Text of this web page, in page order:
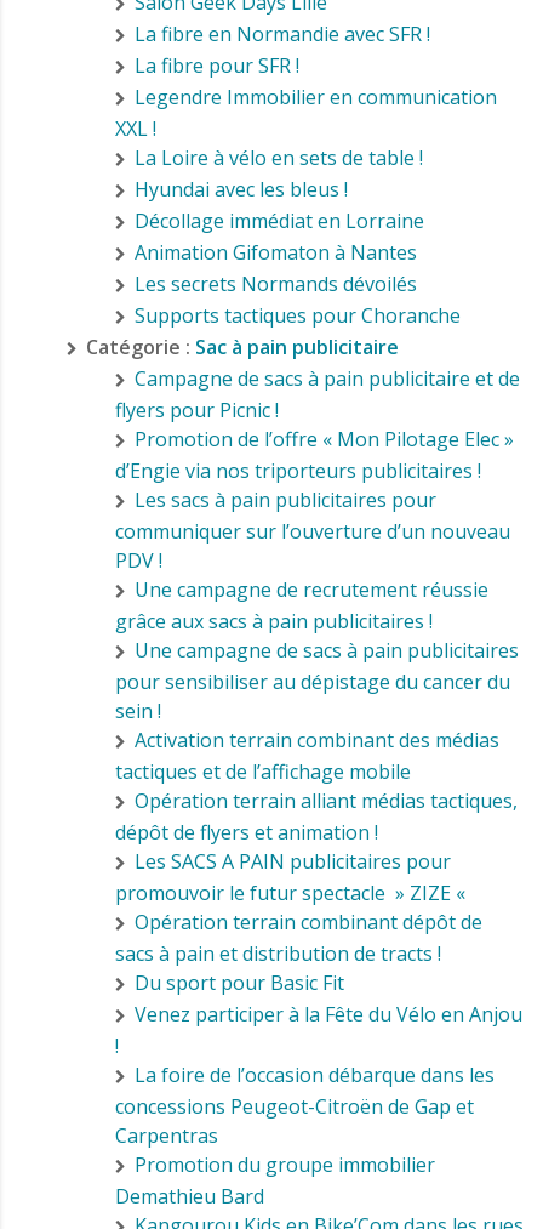
La fibre en Normandie avec SFR !
La fibre pour SFR !
Legendre Immobilier en communication
XXL !
La Loire à vélo en sets de table !
Hyundai avec les bleus !
Décollage immédiat en Lorraine
Animation Gifomaton à Nantes
Les secrets Normands dévoilés
Supports tactiques pour Choranche
Catégorie : Sac à pain publicitaire
Campagne de sacs à pain publicitaire et de
flyers pour Picnic !
Promotion de l’offre « Mon Pilotage Elec »
d’Engie via nos triporteurs publicitaires !
Les sacs à pain publicitaires pour
communiquer sur l’ouverture d’un nouveau
PDV !
Une campagne de recrutement réussie
grâce aux sacs à pain publicitaires !
Une campagne de sacs à pain publicitaires
pour sensibiliser au dépistage du cancer du
sein !
Activation terrain combinant des médias
tactiques et de l’affichage mobile
Opération terrain alliant médias tactiques,
dépôt de flyers et animation !
Les SACS A PAIN publicitaires pour
promouvoir le futur spectacle » ZIZE «
Opération terrain combinant dépôt de
sacs à pain et distribution de tracts !
Du sport pour Basic Fit
Venez participer à la Fête du Vélo en Anjou
!
La foire de l’occasion débarque dans les
concessions Peugeot-Citroën de Gap et
Carpentras
Promotion du groupe immobilier
Demathieu Bard